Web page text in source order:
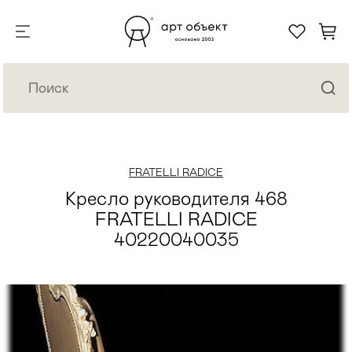
FRATELLI RADICE
Кресло руководителя 468
FRATELLI RADICE
40220040035